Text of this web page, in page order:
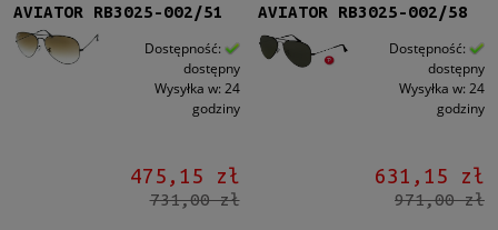
Rodzaj
Pełne (157)
Możliwość montażu soczewek z korekcją
AVIATOR RB3025-002/51
Dostępność:
dostępny
Wysyłka w: 24
godziny
475,15 zł
731,00 zł
AVIATOR RB3025-002/58
Dostępność:
dostępny
Wysyłka w: 24
godziny
631,15 zł
971,00 zł